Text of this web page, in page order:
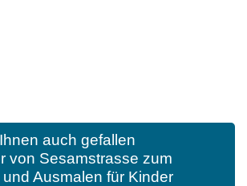
auch gefallen
von Sesamstrasse zum
Ausmalen für Kinder